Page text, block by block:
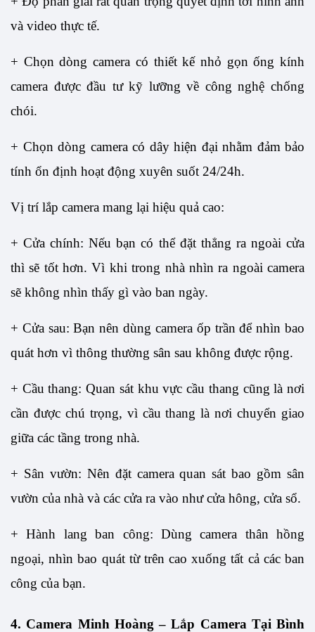
và video thực tế.
+ Chọn dòng camera có thiết kế nhỏ gọn ống kính
camera được đầu tư kỹ lưỡng về công nghệ chống
chói.
+ Chọn dòng camera có dây hiện đại nhằm đảm bảo
tính ổn định hoạt động xuyên suốt 24/24h.
Vị trí lắp camera mang lại hiệu quả cao:
+ Cửa chính: Nếu bạn có thể đặt thẳng ra ngoài cửa
thì sẽ tốt hơn. Vì khi trong nhà nhìn ra ngoài camera
sẽ không nhìn thấy gì vào ban ngày.
+ Cửa sau: Bạn nên dùng camera ốp trần để nhìn bao
quát hơn vì thông thường sân sau không được rộng.
+ Cầu thang: Quan sát khu vực cầu thang cũng là nơi
cần được chú trọng, vì cầu thang là nơi chuyển giao
giữa các tầng trong nhà.
+ Sân vườn: Nên đặt camera quan sát bao gồm sân
vườn của nhà và các cửa ra vào như cửa hông, cửa sổ.
+ Hành lang ban công: Dùng camera thân hồng
ngoại, nhìn bao quát từ trên cao xuống tất cả các ban
công của bạn.
4. Camera Minh Hoàng – Lắp Camera Tại Bình